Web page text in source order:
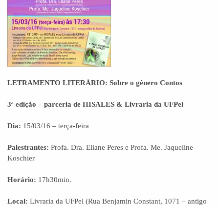
LETRAMENTO LITERÁRIO: Sobre o gênero Contos
3ª edição – parceria de HISALES & Livraria da UFPel
Dia: 15/03/16 – terça-feira
Palestrantes: Profa. Dra. Eliane Peres e Profa. Me. Jaqueline
Koschier
Horário: 17h30min.
Local: Livraria da UFPel (Rua Benjamin Constant, 1071 – antigo